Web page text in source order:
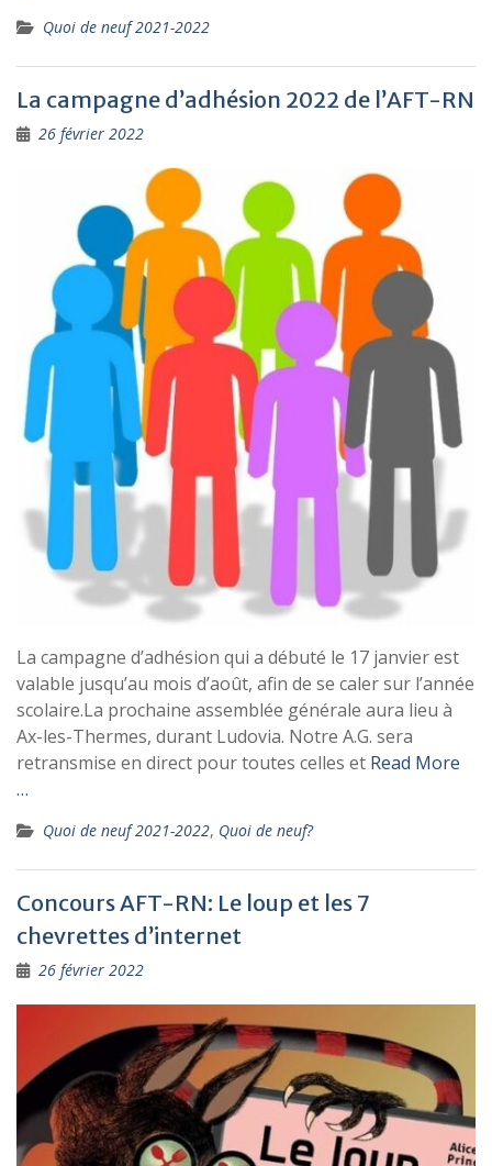
Quoi de neuf 2021-2022
La campagne d’adhésion 2022 de l’AFT-RN
26 février 2022
La campagne d’adhésion qui a débuté le 17 janvier est
valable jusqu’au mois d’août, afin de se caler sur l’année
scolaire.La prochaine assemblée générale aura lieu à
Ax-les-Thermes, durant Ludovia. Notre A.G. sera
retransmise en direct pour toutes celles et Read More
…
Quoi de neuf 2021-2022, Quoi de neuf?
Concours AFT-RN: Le loup et les 7
chevrettes d’internet
26 février 2022